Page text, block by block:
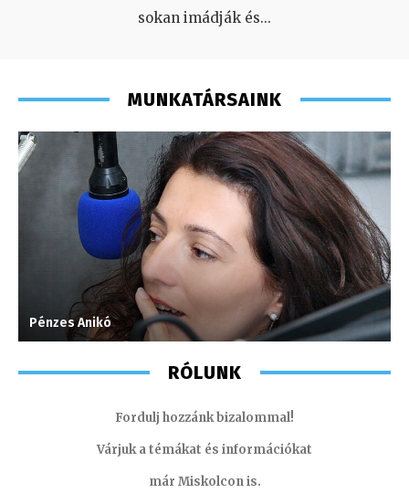
sokan imádják és...
MUNKATÁRSAINK
Pénzes Anikó
RÓLUNK
Fordulj hozzánk bizalommal!
Várjuk a témákat és információkat
már Miskolcon is.